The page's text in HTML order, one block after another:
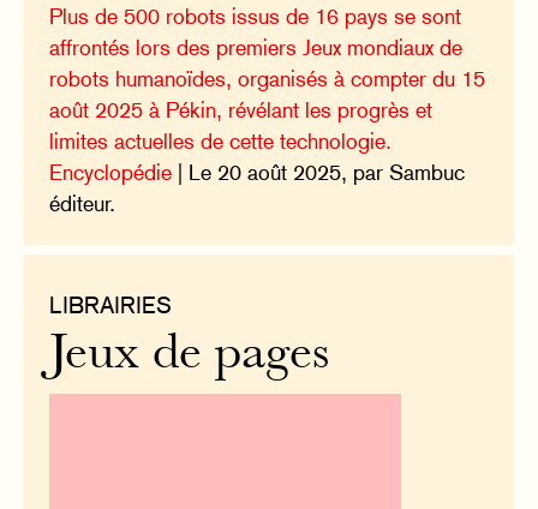
Plus de 500 robots issus de 16 pays se sont
affrontés lors des premiers Jeux mondiaux de
robots humanoïdes, organisés à compter du 15
août 2025 à Pékin, révélant les progrès et
limites actuelles de cette technologie.
Encyclopédie | Le 20 août 2025, par Sambuc
éditeur.
LIBRAIRIES
Jeux de pages